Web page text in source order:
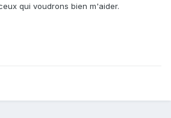
qui voudrons bien m'aider.